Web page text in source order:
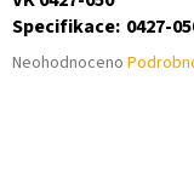
Specifikace: 0427-
Průměrné
Neohodnoceno